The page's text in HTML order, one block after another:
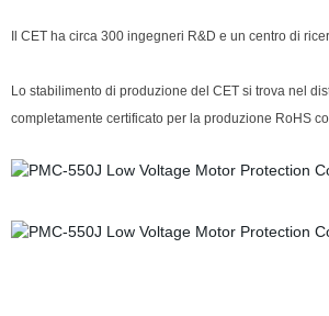
Il CET ha circa 300 ingegneri R&D e un centro di
Lo stabilimento di produzione del CET si trova nel
completamente certificato per la produzione RoHS